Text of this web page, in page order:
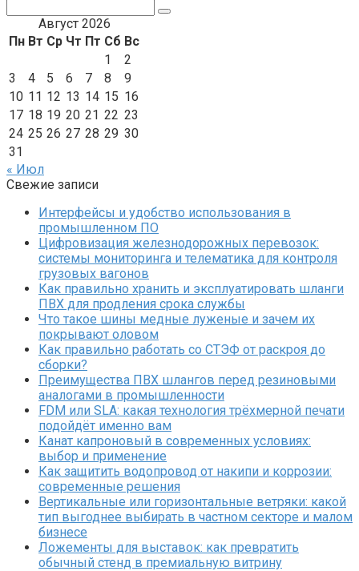
Август 2026
Пн Вт Ср Чт Пт Сб Вс
1
2
3
4 5 6 7 8
9
10 11 12 13 14 15 16
17 18 19 20 21 22 23
24 25 26 27 28 29 30
31
« Июл
Свежие записи
Интерфейсы и удобство использования в
промышленном ПО
Цифровизация железнодорожных перевозок:
системы мониторинга и телематика для контроля
грузовых вагонов
Как правильно хранить и эксплуатировать шланги
ПВХ для продления срока службы
Что такое шины медные луженые и зачем их
покрывают оловом
Как правильно работать со СТЭФ от раскроя до
сборки?
Преимущества ПВХ шлангов перед резиновыми
аналогами в промышленности
FDM или SLA: какая технология трёхмерной печати
подойдёт именно вам
Канат капроновый в современных условиях:
выбор и применение
Как защитить водопровод от накипи и коррозии:
современные решения
Вертикальные или горизонтальные ветряки: какой
тип выгоднее выбирать в частном секторе и малом
бизнесе
Ложементы для выставок: как превратить
обычный стенд в премиальную витрину